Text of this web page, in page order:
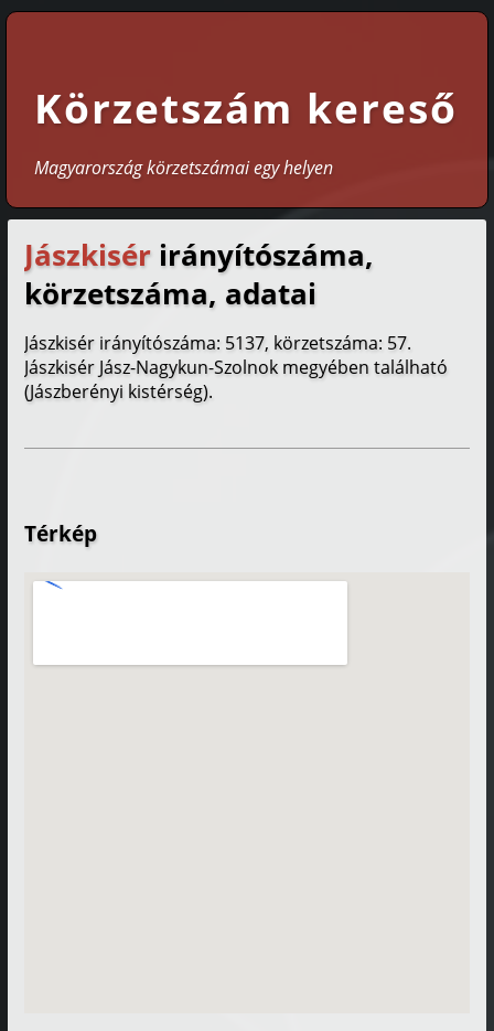
Körzetszám kereső
Magyarország körzetszámai egy helyen
Jászkisér irányítószáma,
körzetszáma, adatai
Jászkisér irányítószáma: 5137, körzetszáma: 57.
Jászkisér Jász-Nagykun-Szolnok megyében található
(Jászberényi kistérség).
Térkép